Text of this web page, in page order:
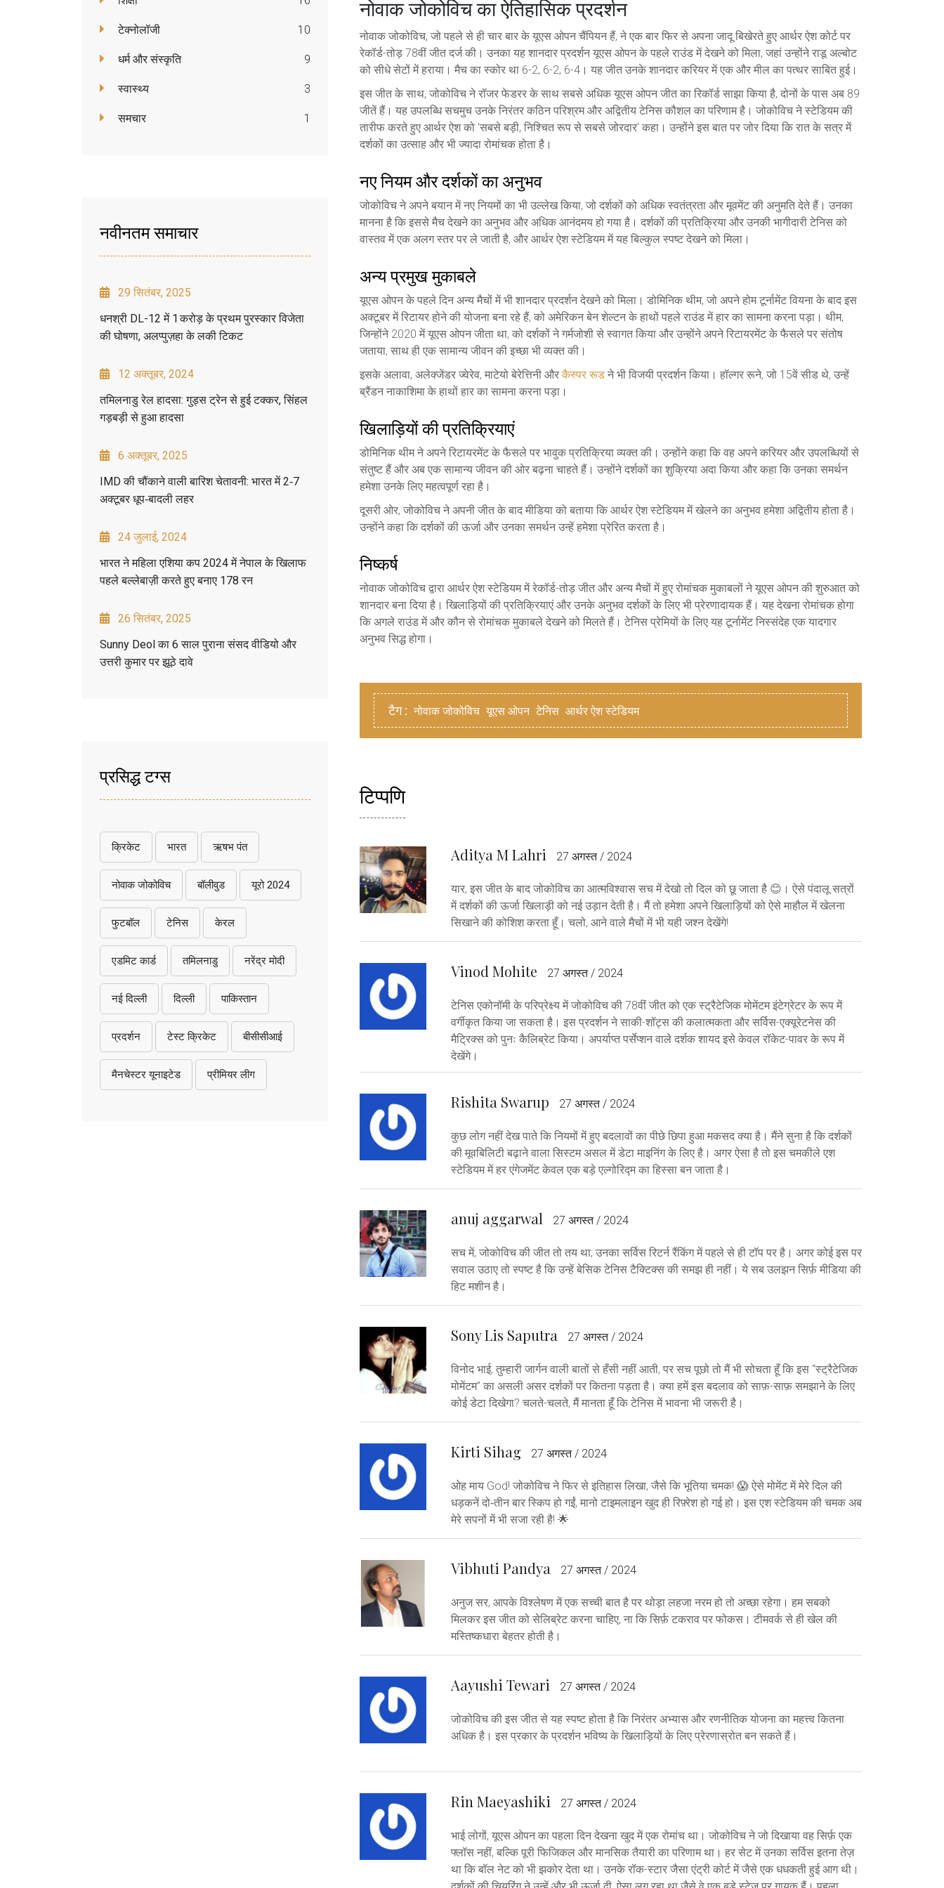
टेक्नोलॉजी 10
धर्म और संस्कृति 9
स्वास्थ्य 3
समचार 1
नवीनतम समाचार
29 सितंबर, 2025
धनश्री DL-12 में 1 करोड़ के प्रथम पुरस्कार विजेता
की घोषणा, अलप्पुज़हा के लकी टिकट
12 अक्तूबर, 2024
तमिलनाडु रेल हादसा: गुड्स ट्रेन से हुई टक्कर, सिंहल
गड़बड़ी से हुआ हादसा
6 अक्तूबर, 2025
IMD की चौंकाने वाली बारिश चेतावनी: भारत में 2‑7
अक्टूबर धूप‑बादली लहर
24 जुलाई, 2024
भारत ने महिला एशिया कप 2024 में नेपाल के खिलाफ
पहले बल्लेबाज़ी करते हुए बनाए 178 रन
26 सितंबर, 2025
Sunny Deol का 6 साल पुराना संसद वीडियो और
उत्तरी कुमार पर झूठे दावे
प्रसिद्ध टग्स
क्रिकेट भारत ऋषभ पंत
नोवाक जोकोविच बॉलीवुड यूरो 2024
फुटबॉल टेनिस केरल
एडमिट कार्ड तमिलनाडु नरेंद्र मोदी
नई दिल्ली दिल्ली पाकिस्तान
प्रदर्शन टेस्ट क्रिकेट बीसीसीआई
मैनचेस्टर यूनाइटेड प्रीमियर लीग
नोवाक जोकोविच का ऐतिहासिक प्रदर्शन
नोवाक जोकोविच, जो पहले से ही चार बार के यूएस ओपन चैंपियन हैं, ने एक बार फिर से अपना जादू बिखेरते हुए आर्थर ऐश कोर्ट पर
रेकॉर्ड-तोड़ 78वीं जीत दर्ज की। उनका यह शानदार प्रदर्शन यूएस ओपन के पहले राउंड में देखने को मिला, जहां उन्होंने राडू अल्बोट
को सीधे सेटों में हराया। मैच का स्कोर था 6-2, 6-2, 6-4। यह जीत उनके शानदार करियर में एक और मील का पत्थर साबित हुई।
इस जीत के साथ, जोकोविच ने रॉजर फेडरर के साथ सबसे अधिक यूएस ओपन जीत का रिकॉर्ड साझा किया है, दोनों के पास अब 89
जीतें हैं। यह उपलब्धि सचमुच उनके निरंतर कठिन परिश्रम और अद्वितीय टेनिस कौशल का परिणाम है। जोकोविच ने स्टेडियम की
तारीफ करते हुए आर्थर ऐश को 'सबसे बड़ी, निश्चित रूप से सबसे जोरदार' कहा। उन्होंने इस बात पर जोर दिया कि रात के सत्र में
दर्शकों का उत्साह और भी ज्यादा रोमांचक होता है।
नए नियम और दर्शकों का अनुभव
जोकोविच ने अपने बयान में नए नियमों का भी उल्लेख किया, जो दर्शकों को अधिक स्वतंत्रता और मूवमेंट की अनुमति देते हैं। उनका
मानना है कि इससे मैच देखने का अनुभव और अधिक आनंदमय हो गया है। दर्शकों की प्रतिक्रिया और उनकी भागीदारी टेनिस को
वास्तव में एक अलग स्तर पर ले जाती है, और आर्थर ऐश स्टेडियम में यह बिल्कुल स्पष्ट देखने को मिला।
अन्य प्रमुख मुकाबले
यूएस ओपन के पहले दिन अन्य मैचों में भी शानदार प्रदर्शन देखने को मिला। डोमिनिक थीम, जो अपने होम टूर्नामेंट वियना के बाद इस
अक्टूबर में रिटायर होने की योजना बना रहे हैं, को अमेरिकन बेन शेल्टन के हाथों पहले राउंड में हार का सामना करना पड़ा। थीम,
जिन्होंने 2020 में यूएस ओपन जीता था, को दर्शकों ने गर्मजोशी से स्वागत किया और उन्होंने अपने रिटायरमेंट के फैसले पर संतोष
जताया, साथ ही एक सामान्य जीवन की इच्छा भी व्यक्त की।
इसके अलावा, अलेक्जेंडर ज्वेरेव, माटेयो बेरेत्तिनी औरकैस्पर रूड ने भी विजयी प्रदर्शन किया। हॉल्गर रूने, जो 15वें सीड थे, उन्हें
ब्रैंडन नाकाशिमा के हाथों हार का सामना करना पड़ा।
खिलाड़ियों की प्रतिक्रियाएं
डोमिनिक थीम ने अपने रिटायरमेंट के फैसले पर भावुक प्रतिक्रिया व्यक्त की। उन्होंने कहा कि वह अपने करियर और उपलब्धियों से
संतुष्ट हैं और अब एक सामान्य जीवन की ओर बढ़ना चाहते हैं। उन्होंने दर्शकों का शुक्रिया अदा किया और कहा कि उनका समर्थन
हमेशा उनके लिए महत्वपूर्ण रहा है।
दूसरी ओर, जोकोविच ने अपनी जीत के बाद मीडिया को बताया कि आर्थर ऐश स्टेडियम में खेलने का अनुभव हमेशा अद्वितीय होता है।
उन्होंने कहा कि दर्शकों की ऊर्जा और उनका समर्थन उन्हें हमेशा प्रेरित करता है।
निष्कर्ष
नोवाक जोकोविच द्वारा आर्थर ऐश स्टेडियम में रेकॉर्ड-तोड़ जीत और अन्य मैचों में हुए रोमांचक मुकाबलों ने यूएस ओपन की शुरुआत को
शानदार बना दिया है। खिलाड़ियों की प्रतिक्रियाएं और उनके अनुभव दर्शकों के लिए भी प्रेरणादायक हैं। यह देखना रोमांचक होगा
कि अगले राउंड में और कौन से रोमांचक मुकाबले देखने को मिलते हैं। टेनिस प्रेमियों के लिए यह टूर्नामेंट निस्संदेह एक यादगार
अनुभव सिद्ध होगा।
टैग : नोवाक जोकोविच यूएस ओपन टेनिस आर्थर ऐश स्टेडियम
टिप्पणि
Aditya M Lahri 27 अगस्त / 2024
यार, इस जीत के बाद जोकोविच का आत्मविश्वास सच में देखो तो दिल को छू जाता है 😊। ऐसे पंदालू सत्रों
में दर्शकों की ऊर्जा खिलाड़ी को नई उड़ान देती है। मैं तो हमेशा अपने खिलाड़ियों को ऐसे माहौल में खेलना
सिखाने की कोशिश करता हूँ। चलो, आने वाले मैचों में भी यही जश्न देखेंगे!
Vinod Mohite 27 अगस्त / 2024
टेनिस एकोनॉमी के परिप्रेक्ष्य में जोकोविच की 78वीं जीत को एक स्ट्रैटेजिक मोमेंटम इंटेग्रेटर के रूप में
वर्गीकृत किया जा सकता है। इस प्रदर्शन ने साकी-शॉट्स की कलात्मकता और सर्विस-एक्यूरेटनेस की
मैट्रिक्स को पुनः कैलिब्रेट किया। अपर्याप्त पर्सेप्शन वाले दर्शक शायद इसे केवल रॉकेट-पावर के रूप में
देखेंगे।
Rishita Swarup 27 अगस्त / 2024
कुछ लोग नहीं देख पाते कि नियमों में हुए बदलावों का पीछे छिपा हुआ मकसद क्या है। मैंने सुना है कि दर्शकों
की मूवबिलिटी बढ़ाने वाला सिस्टम असल में डेटा माइनिंग के लिए है। अगर ऐसा है तो इस चमकीले एश
स्टेडियम में हर एंगेजमेंट केवल एक बड़े एल्गोरिद्म का हिस्सा बन जाता है।
anuj aggarwal 27 अगस्त / 2024
सच में, जोकोविच की जीत तो तय था; उनका सर्विस रिटर्न रैंकिंग में पहले से ही टॉप पर है। अगर कोई इस पर
सवाल उठाए तो स्पष्ट है कि उन्हें बेसिक टेनिस टैक्टिक्स की समझ ही नहीं। ये सब उलझन सिर्फ़ मीडिया की
हिट मशीन है।
Sony Lis Saputra 27 अगस्त / 2024
विनोद भाई, तुम्हारी जार्गन वाली बातों से हँसी नहीं आती, पर सच पूछो तो मैं भी सोचता हूँ कि इस “स्ट्रैटेजिक
मोमेंटम” का असली असर दर्शकों पर कितना पड़ता है। क्या हमें इस बदलाव को साफ़-साफ़ समझाने के लिए
कोई डेटा दिखेगा? चलते-चलते, मैं मानता हूँ कि टेनिस में भावना भी जरूरी है।
Kirti Sihag 27 अगस्त / 2024
ओह माय God! जोकोविच ने फिर से इतिहास लिखा, जैसे कि भूतिया चमक! 😱 ऐसे मोमेंट में मेरे दिल की
धड़कनें दो‑तीन बार स्किप हो गईं, मानो टाइमलाइन खुद ही रिफ़्रेश हो गई हो। इस एश स्टेडियम की चमक अब
मेरे सपनों में भी सजा रही है! 🌟
Vibhuti Pandya 27 अगस्त / 2024
अनुज सर, आपके विश्लेषण में एक सच्ची बात है पर थोड़ा लहजा नरम हो तो अच्छा रहेगा। हम सबको
मिलकर इस जीत को सेलिब्रेट करना चाहिए, ना कि सिर्फ़ टकराव पर फोकस। टीमवर्क से ही खेल की
मस्तिष्कधारा बेहतर होती है।
Aayushi Tewari 27 अगस्त / 2024
जोकोविच की इस जीत से यह स्पष्ट होता है कि निरंतर अभ्यास और रणनीतिक योजना का महत्त्व कितना
अधिक है। इस प्रकार के प्रदर्शन भविष्य के खिलाड़ियों के लिए प्रेरणास्रोत बन सकते हैं।
Rin Maeyashiki 27 अगस्त / 2024
भाई लोगों, यूएस ओपन का पहला दिन देखना खुद में एक रोमांच था। जोकोविच ने जो दिखाया वह सिर्फ़ एक
फ्लॉस नहीं, बल्कि पूरी फिजिकल और मानसिक तैयारी का परिणाम था। हर सेट में उनका सर्विस इतना तेज़
था कि बॉल नेट को भी झकोर देता था। उनके रॉक-स्टार जैसा एंट्री कोर्ट में जैसे एक धधकती हुई आग थी।